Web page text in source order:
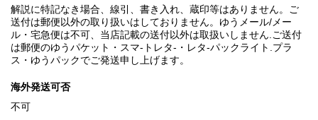
解説に特記なき場合、線引、書き入れ、蔵印等はありません。ご
送付は郵便以外の取り扱いはしておりません。ゆうメール/メー
ル・宅急便は不可、当店記載の送付以外は取扱いしません.ご送付
は郵便のゆうパケット・スマ-トレタ-・レタ-パックライト.プラ
ス・ゆうパックでご発送申し上げます。
海外発送可否
不可